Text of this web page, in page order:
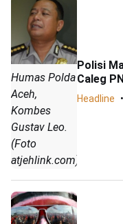
Humas Polda
Aceh,
Kombes
Gustav Leo.
(Foto
atjehlink.com)
Polisi
Caleg
Headline